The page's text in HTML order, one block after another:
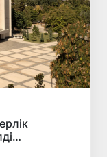
енгізілді